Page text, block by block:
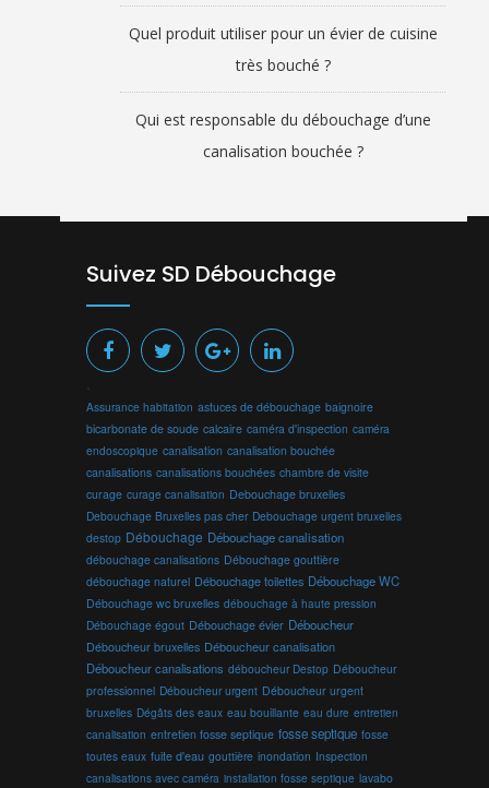
Quel produit utiliser pour un évier de cuisine
très bouché ?
Qui est responsable du débouchage d’une
canalisation bouchée ?
Suivez SD Débouchage
Assurance habitation astuces de débouchage baignoire
bicarbonate de soude calcaire caméra d'inspection caméra
endoscopique canalisation canalisation bouchée
canalisations canalisations bouchées chambre de visite
curage curage canalisation Debouchage bruxelles
Debouchage Bruxelles pas cher Debouchage urgent bruxelles
destop Débouchage Débouchage canalisation
débouchage canalisations Débouchage gouttière
débouchage naturel Débouchage toilettes Débouchage WC
Débouchage wc bruxelles débouchage à haute pression
Débouchage égout Débouchage évier Déboucheur
Déboucheur bruxelles Déboucheur canalisation
Déboucheur canalisations déboucheur Destop Déboucheur
professionnel Déboucheur urgent Déboucheur urgent
bruxelles Dégâts des eaux eau bouillante eau dure entretien
canalisation entretien fosse septique fosse septique fosse
toutes eaux fuite d'eau gouttière inondation Inspection
canalisations avec caméra installation fosse septique lavabo